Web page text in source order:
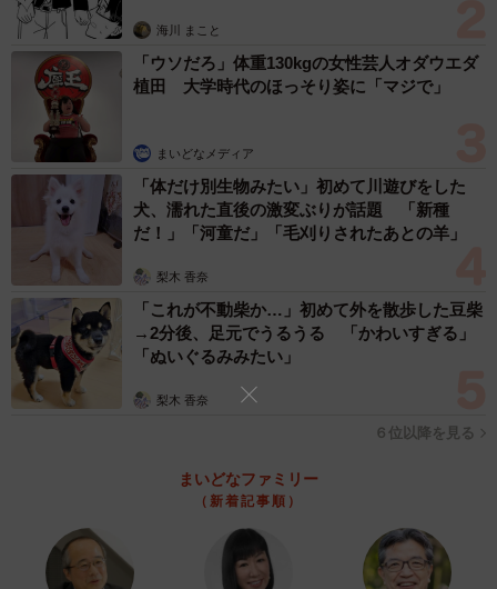
フロントガラスには大きなヒビが／Harukaさん（@gongqiyao0414）提供
「無事でラッキーという感情より、”人気のないところで単
独事故を起こすとは何をやっているんだろう…”と絶望が勝
りました。携帯が無事なことと電波が届くことに安堵
し、”レッカー会社を呼ばなきゃ〜”と電話をかけようとした
ところ、おじいさんの声が聞こえて、まさに”神の声”だと感
じました」（Harukaさん）
駆けつけてくれたのは、事故現場の近所に住んでおり、当
時庭先でガーデニング中だったというおじいさん。音を聞
きつけて、「何も心配しなくていいから、しばらく家にい
なさい」とHarukaさんに声を掛けてくれたのだそう。
しました。”車なしでどう生きていくか…”と不安だった私に
とって、『家賃はいらないよ、手伝ってくれればいいか
ら』という言葉は救いでしたね」（Harukaさん）
海川 まこと
「ウソだろ」体重130kgの女性芸人オダウエダ
植田 大学時代のほっそり姿に「マジで」
まいどなメディア
「体だけ別生物みたい」初めて川遊びをした
犬、濡れた直後の激変ぶりが話題 「新種
だ！」「河童だ」「毛刈りされたあとの羊」
梨木 香奈
「これが不動柴か…」初めて外を散歩した豆柴
→2分後、足元でうるうる 「かわいすぎる」
「ぬいぐるみみたい」
梨木 香奈
６位以降を見る
まいどなファミリー
（新着記事順）